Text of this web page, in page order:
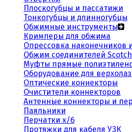
Плоскогубцы и пассатижи
Тонкогубцы и длинногубцы
Обжимные инструменты
Кримперы для обжима
Опрессовка наконечников
Обжим соединителей
Муфты прямые
Оборудование для
Оптические коннекторы
Очистители коннекторов
Антенные коннекторы и
Паяльники
Перчатки х/б
Протяжки для кабеля УЗК